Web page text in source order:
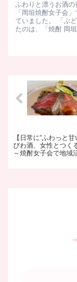
ふわりと漂うお酒
「岡垣焼酎女子会
ていました。 「ぶ
たのは、「焼酎 岡
【日常に“ふわっと
びわ酒、女性とつく
～焼酎女子会で地域